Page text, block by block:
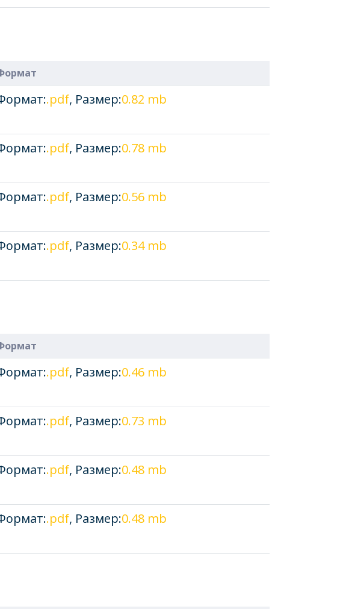
.pdf, Размер:0.82 mb
.pdf, Размер:0.78 mb
.pdf, Размер:0.56 mb
.pdf, Размер:0.34 mb
.pdf, Размер:0.46 mb
.pdf, Размер:0.73 mb
.pdf, Размер:0.48 mb
.pdf, Размер:0.48 mb